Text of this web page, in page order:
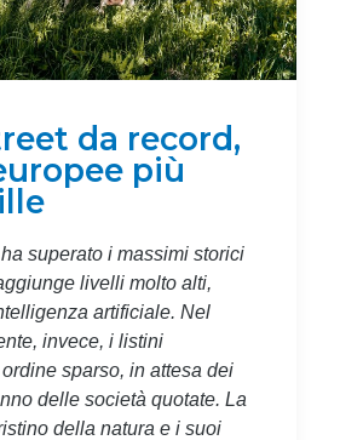
da record,
più
superato i massimi storici
livelli molto alti,
artificiale. Nel
invece, i listini
sparso, in attesa dei
delle società quotate. La
della natura e i suoi